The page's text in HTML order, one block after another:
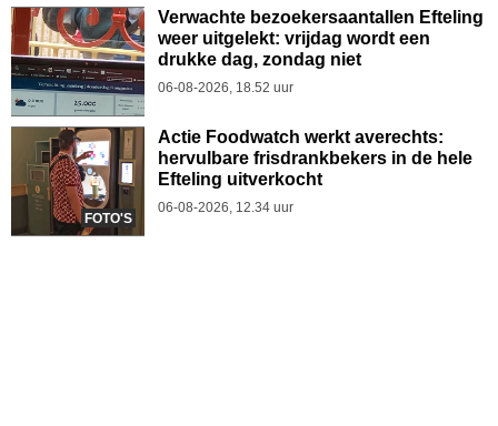
Verwachte bezoekersaantallen Efteling
weer uitgelekt: vrijdag wordt een
drukke dag, zondag niet
06-08-2026, 18.52 uur
FOTO'S
Actie Foodwatch werkt averechts:
hervulbare frisdrankbekers in de hele
Efteling uitverkocht
06-08-2026, 12.34 uur